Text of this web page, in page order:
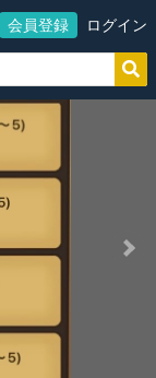
会員登録 ログイン